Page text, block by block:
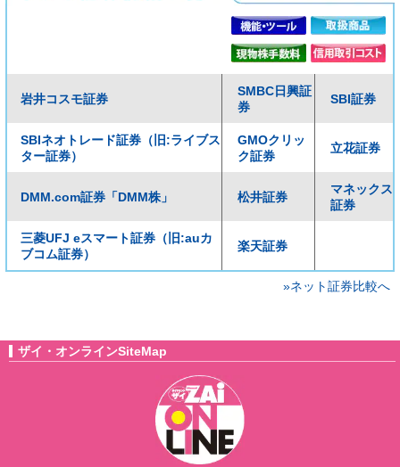
岩井コスモ証券
SMBC日興証
券
SBI証券
SBIネオトレード証券（旧:ライブス
ター証券）
GMOクリッ
ク証券
立花証券
DMM.com証券「DMM株」 松井証券
マネックス
証券
三菱UFJ eスマート証券（旧:auカ
ブコム証券）
楽天証券
»ネット証券比較へ
ザイ・オンラインSiteMap